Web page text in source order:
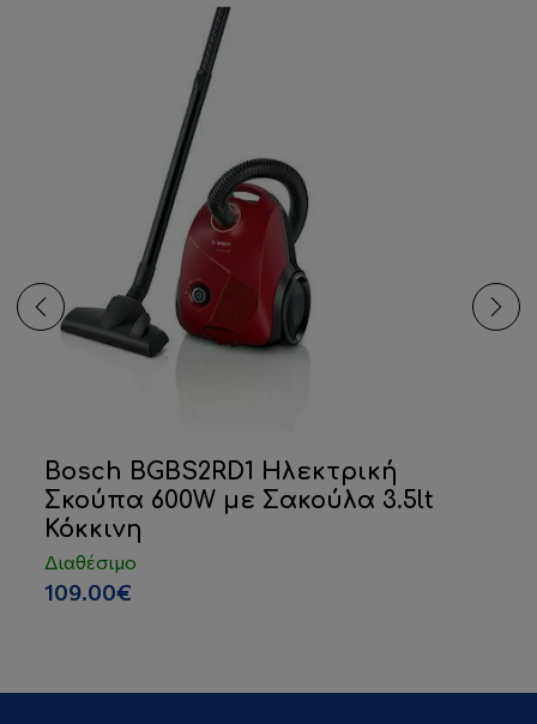
Bosch BGBS2RD1 Ηλεκτρική
Σκούπα 600W με Σακούλα 3.5lt
Κόκκινη
Διαθέσιμο
109.00€